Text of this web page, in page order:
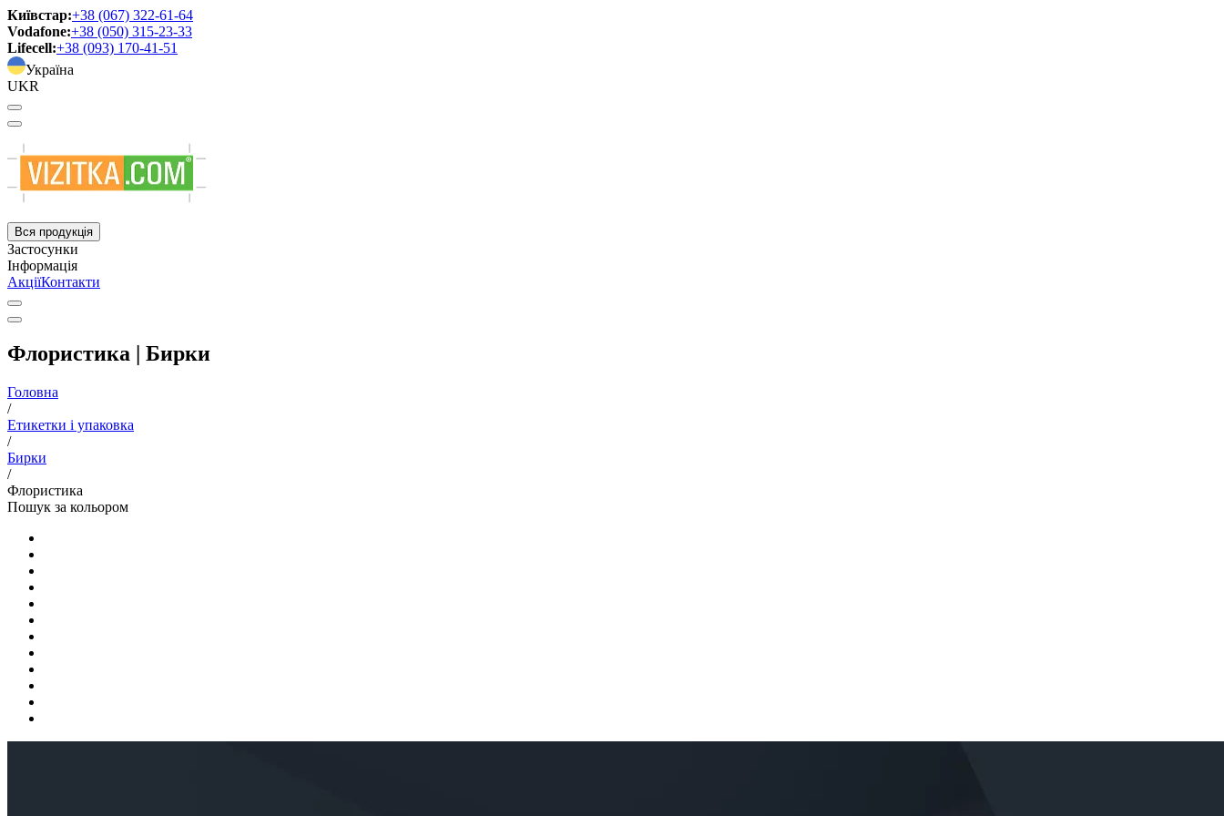
Київстар:+38 (067) 322-61-64
Vodafone:+38 (050) 315-23-33
Lifecell:+38 (093) 170-41-51
Україна
UKR
Вся продукція
Застосунки
Інформація
АкціїКонтакти
Флористика | Бирки
Головна
/
Етикетки і упаковка
/
Бирки
/
Флористика
Пошук за кольором